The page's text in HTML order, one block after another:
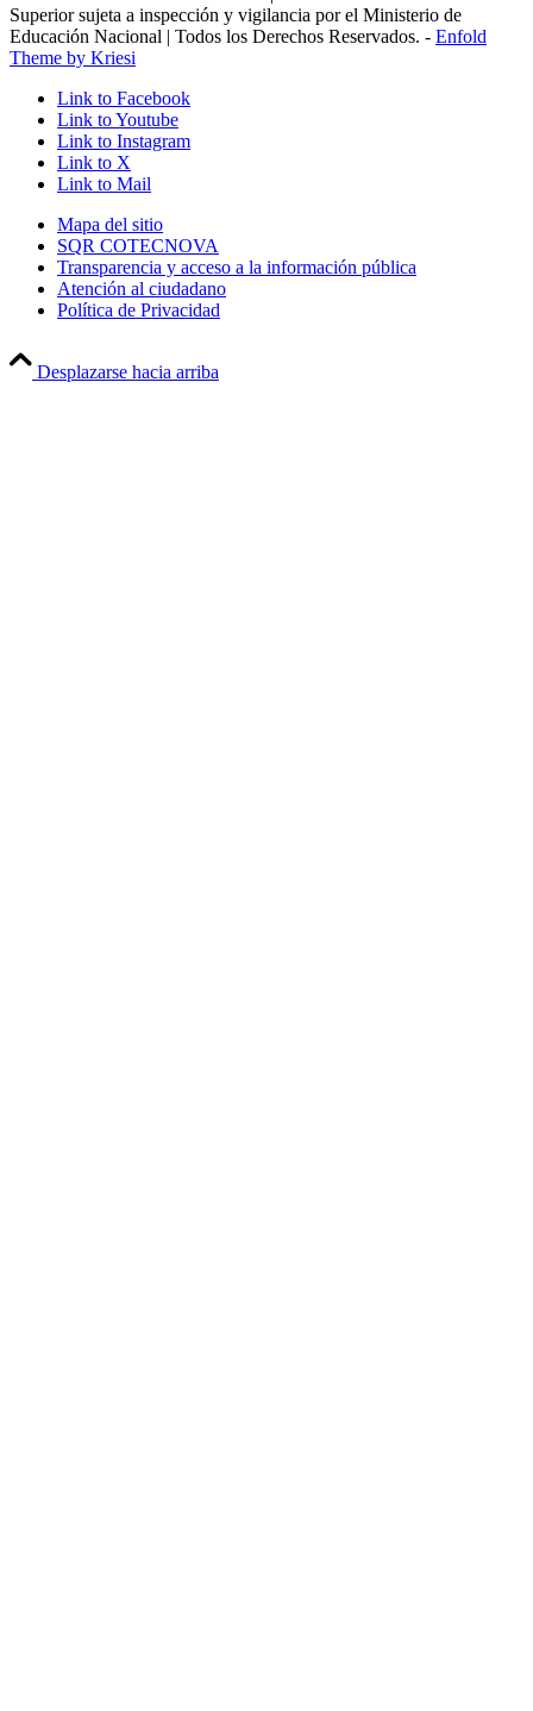
Superior sujeta a inspección y vigilancia por el Ministerio de
Educación Nacional | Todos los Derechos Reservados. - Enfold
Theme by Kriesi
Link to Facebook
Link to Youtube
Link to Instagram
Link to X
Link to Mail
Mapa del sitio
SQR COTECNOVA
Transparencia y acceso a la información pública
Atención al ciudadano
Política de Privacidad
Desplazarse hacia arriba